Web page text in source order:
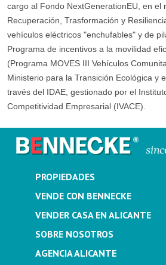
cargo al Fondo NextGenerationEU, en el
Recuperación, Trasformación y
vehículos eléctricos "enchufables" y de
Programa de incentivos a la movilidad
(Programa MOVES III Vehículos
Ministerio para la Transición Ecológica y
través del IDAE, gestionado por el
Competitividad Empresarial (IVACE).
PROPIEDADES
VENDE CON BENNECKE
VENDER CASA EN ALICANTE
SOBRE NOSOTROS
AGENCIA ALICANTE